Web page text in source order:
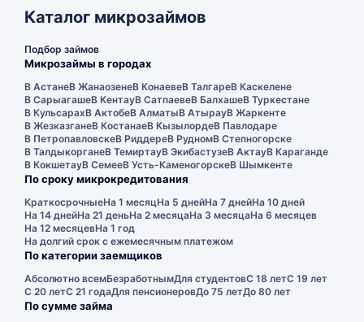
Каталог микрозаймов
Подбор займов
Микрозаймы в городах
В АстанеВ ЖанаозенеВ КонаевеВ ТалгареВ Каскелене
В СарыагашеВ КентауВ СатпаевеВ БалхашеВ Туркестане
В КульсарахВ АктобеВ АлматыВ АтырауВ Жаркенте
В ЖезказганеВ КостанаеВ КызылордеВ Павлодаре
В ПетропавловскеВ РиддереВ РудномВ Степногорске
В ТалдыкорганеВ ТемиртауВ ЭкибастузеВ АктауВ Караганде
В КокшетауВ СемееВ Усть-КаменогорскеВ Шымкенте
По сроку микрокредитования
КраткосрочныеНа 1 месяцНа 5 днейНа 7 днейНа 10 дней
На 14 днейНа 21 деньНа 2 месяцаНа 3 месяцаНа 6 месяцев
На 12 месяцевНа 1 год
На долгий срок с ежемесячным платежом
По категории заемщиков
Абсолютно всемБезработнымДля студентовС 18 летС 19 лет
С 20 летС 21 годаДля пенсионеровДо 75 летДо 80 лет
По сумме займа